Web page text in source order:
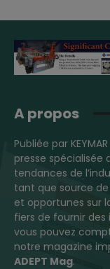
A propos
Publiée par
presse spécialisée
tendances de
tant que source
et opportunes sur
fiers de fournir
vous pouvez
notre magazine
ADEPT Mag.